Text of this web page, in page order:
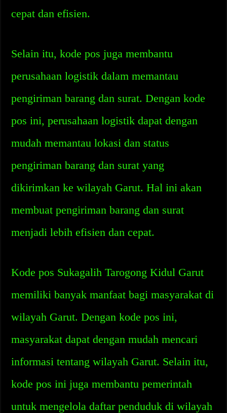
cepat dan efisien.
Selain itu, kode pos juga membantu
perusahaan logistik dalam memantau
pengiriman barang dan surat. Dengan kode
pos ini, perusahaan logistik dapat dengan
mudah memantau lokasi dan status
pengiriman barang dan surat yang
dikirimkan ke wilayah Garut. Hal ini akan
membuat pengiriman barang dan surat
menjadi lebih efisien dan cepat.
Kode pos Sukagalih Tarogong Kidul Garut
memiliki banyak manfaat bagi masyarakat di
wilayah Garut. Dengan kode pos ini,
masyarakat dapat dengan mudah mencari
informasi tentang wilayah Garut. Selain itu,
kode pos ini juga membantu pemerintah
untuk mengelola daftar penduduk di wilayah